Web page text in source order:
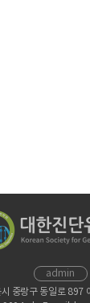
admin
중랑구 동일로 897